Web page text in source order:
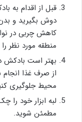
قبل از اقدام به
دوش بگیرید و
کاهش چربی در
منطقه مورد نظر
از صرف غذا انجام
محیط جلوگیری
لبه ابزار خود را
مطمئن شوید.